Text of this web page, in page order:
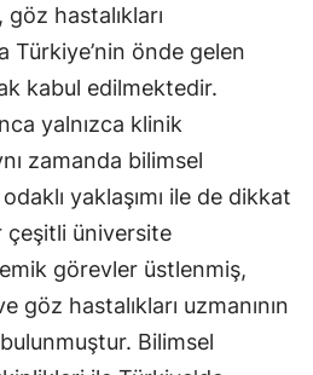
hastalıkları
Türkiye’nin önde gelen
kabul edilmektedir.
yalnızca klinik
zamanda bilimsel
yaklaşımı ile de dikkat
çeşitli üniversite
görevler üstlenmiş,
göz hastalıkları uzmanının
Bilimsel